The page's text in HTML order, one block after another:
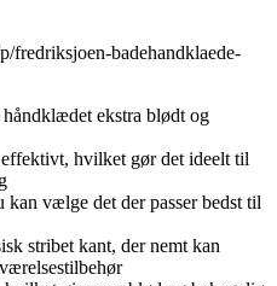
fredriksjoen-badehandklaede-
ekstra blødt og
hvilket gør det ideelt til
kan vælge det der passer bedst til
stribet kant, der nemt kan